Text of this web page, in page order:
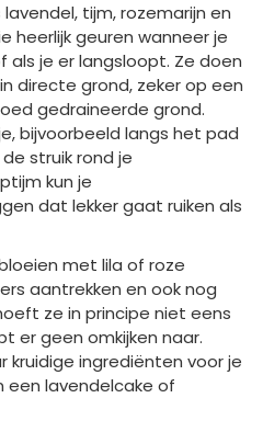
tijm, rozemarijn en
heerlijk geuren wanneer je
als je er langsloopt. Ze doen
directe grond, zeker op een
gedraineerde grond.
bijvoorbeeld langs het pad
struik rond je
kun je
dat lekker gaat ruiken als
met lila of roze
aantrekken en ook nog
ze in principe niet eens
er geen omkijken naar.
kruidige ingrediënten voor je
lavendelcake of